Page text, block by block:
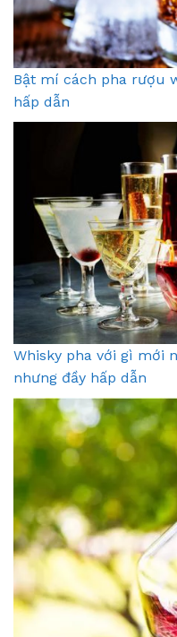
Bật mí cách pha rượu
hấp dẫn
Whisky pha với gì mới
nhưng đầy hấp dẫn